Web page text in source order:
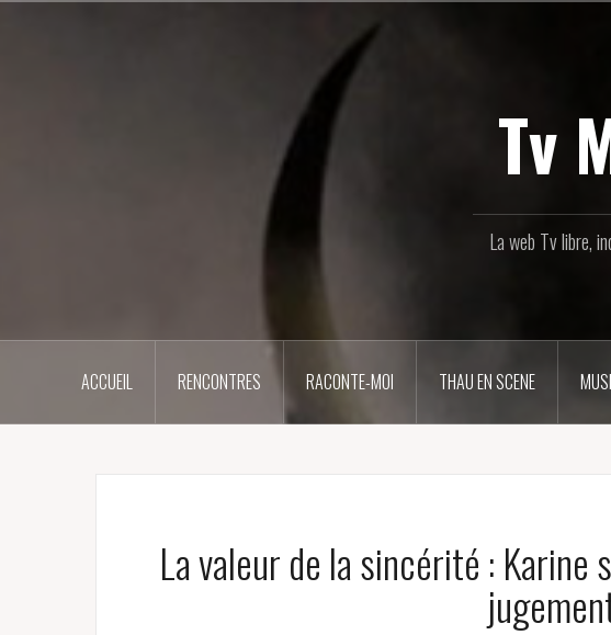
Tv
La web Tv libre,
ACCUEIL RENCONTRES RACONTE-MOI THAU EN SCENE
La valeur de la sincérité : Karine